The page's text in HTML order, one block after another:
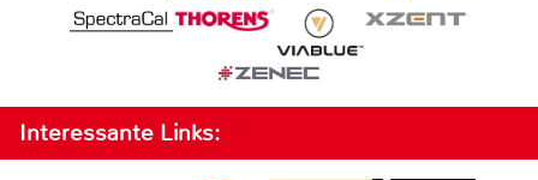
Interessante Links: